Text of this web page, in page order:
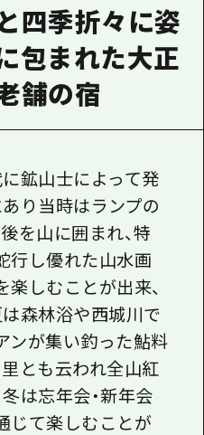
を動画でご紹介！
問
ロード
四季折々に姿
包まれた大正
舗の宿
鉱山士によって発
り当時はランプの
を山に囲まれ、特
行し優れた山水画
しむことが出来、
森林浴や西城川で
ンが集い釣った鮎料
とも云われ全山紅
は忘年会・新年会
じて楽しむことが